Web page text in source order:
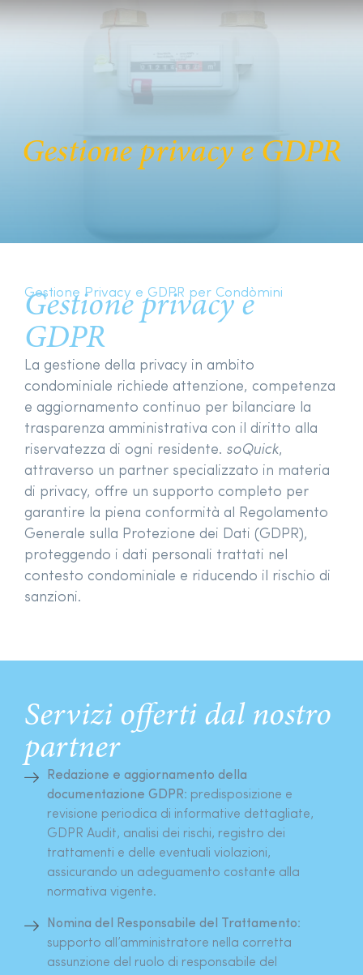
Gestione privacy e GDPR
Gestione Privacy e GDPR per Condòmini
Gestione privacy e
GDPR
La gestione della privacy in ambito
condominiale richiede attenzione, competenza
e aggiornamento continuo per bilanciare la
trasparenza amministrativa con il diritto alla
riservatezza di ogni residente. soQuick,
attraverso un partner specializzato in materia
di privacy, offre un supporto completo per
garantire la piena conformità al Regolamento
Generale sulla Protezione dei Dati (GDPR),
proteggendo i dati personali trattati nel
contesto condominiale e riducendo il rischio di
sanzioni.
Servizi offerti dal nostro
partner
Redazione e aggiornamento della
documentazione GDPR: predisposizione e
revisione periodica di informative dettagliate,
GDPR Audit, analisi dei rischi, registro dei
trattamenti e delle eventuali violazioni,
assicurando un adeguamento costante alla
normativa vigente.
Nomina del Responsabile del Trattamento:
supporto all’amministratore nella corretta
assunzione del ruolo di responsabile del